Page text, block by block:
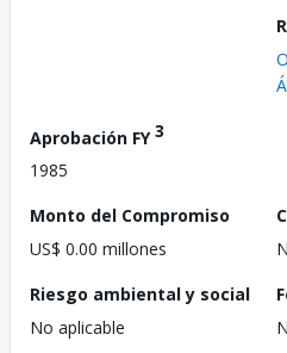
Aprobación FY3
1985
Monto del Compromiso
US$ 0.00 millones
Riesgo ambiental y social
No aplicable